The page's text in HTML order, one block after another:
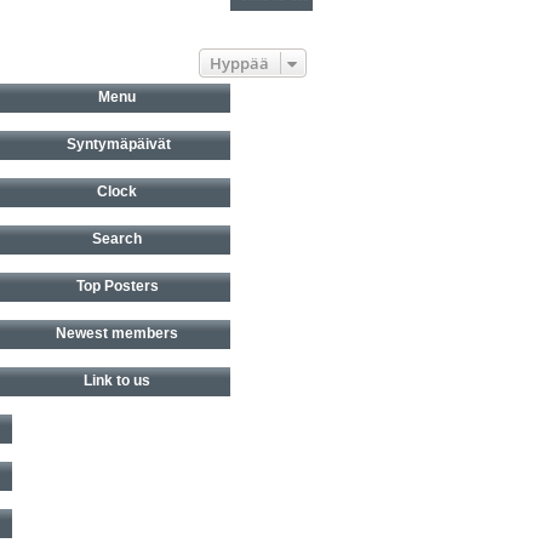
Hyppää
Menu
Syntymäpäivät
Clock
Search
Top Posters
Newest members
Link to us